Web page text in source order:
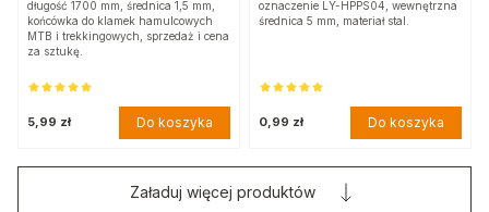
długość 1700 mm, średnica 1,5 mm,
końcówka do klamek hamulcowych
MTB i trekkingowych, sprzedaż i cena
za sztukę.
5,99 zł Do koszyka
oznaczenie LY-HPPS04, wewnętrzna
średnica 5 mm, materiał stal.
0,99 zł Do koszyka
Załaduj więcej produktów